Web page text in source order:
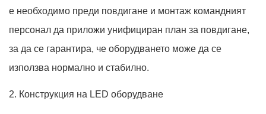
е необходимо преди повдигане и монтаж командният
персонал да приложи унифициран план за повдигане,
за да се гарантира, че оборудването може да се
използва нормално и стабилно.
2. Конструкция на LED оборудване